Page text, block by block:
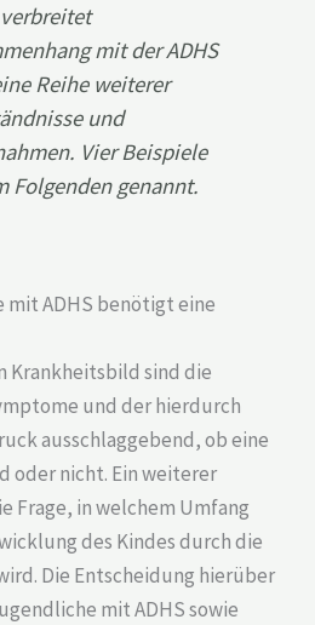
mit der ADHS
Reihe weiterer
und
Vier Beispiele
Folgenden genannt.
ADHS benötigt eine
Krankheitsbild sind die
und der hierdurch
ausschlaggebend, ob eine
oder nicht. Ein weiterer
Frage, in welchem Umfang
des Kindes durch die
Die Entscheidung hierüber
mit ADHS sowie